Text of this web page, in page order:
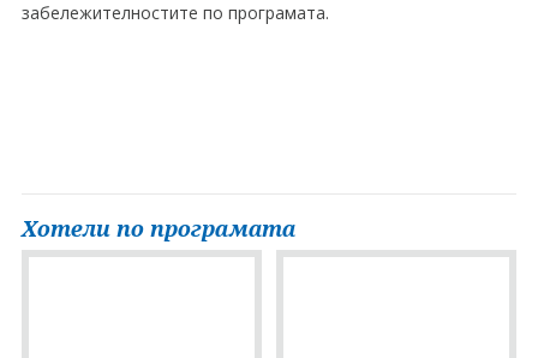
забележителностите по програмата.
Хотели по програмата